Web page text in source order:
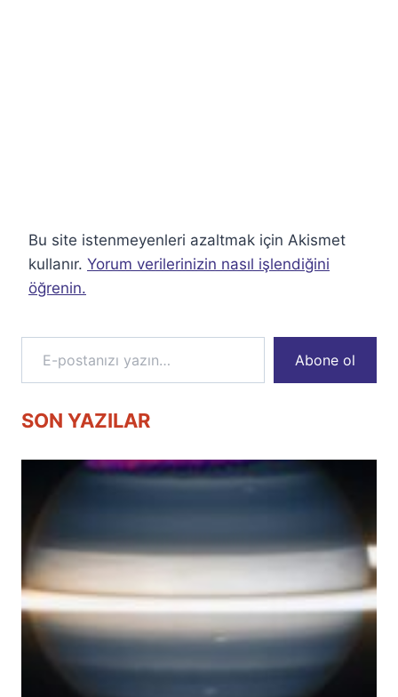
Bu site istenmeyenleri azaltmak için Akismet
kullanır. Yorum verilerinizin nasıl işlendiğini
öğrenin.
E-postanızı yazın…
Abone ol
SON YAZILAR